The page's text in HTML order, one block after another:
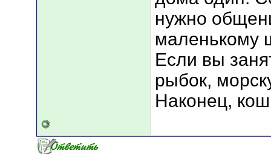
нужно
маленькому
Если вы
рыбок,
Наконец,